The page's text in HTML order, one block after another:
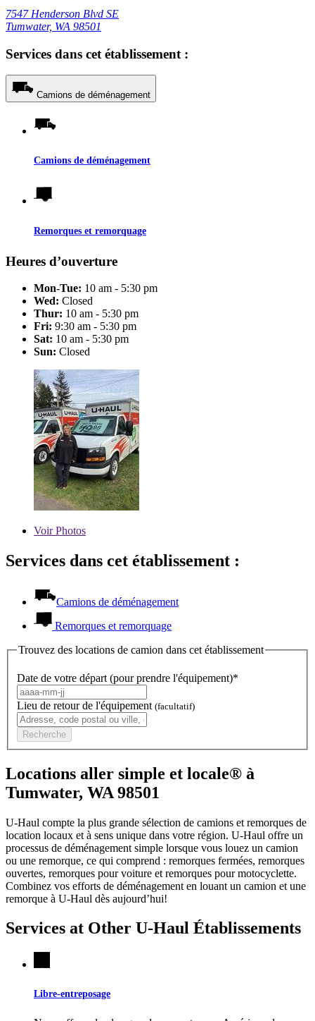
7547 Henderson Blvd SE
Tumwater, WA 98501
Services dans cet établissement :
Camions de déménagement
Camions de déménagement
Remorques et remorquage
Heures d’ouverture
Mon-Tue: 10 am - 5:30 pm
Wed: Closed
Thur: 10 am - 5:30 pm
Fri: 9:30 am - 5:30 pm
Sat: 10 am - 5:30 pm
Sun: Closed
VoirPhotos
Services dans cet établissement :
Camions de déménagement
Remorques et remorquage
Trouvez des locations de camion dans cet établissement
Date de votre départ (pour prendre l'équipement)*
Lieu de retour de l'équipement (facultatif)
Recherche
Locations aller simple et locale® à
Tumwater, WA 98501
U-Haul compte la plus grande sélection de camions et remorques de
location locaux et à sens unique dans votre région. U-Haul offre un
processus de déménagement simple lorsque vous louez un camion
ou une remorque, ce qui comprend : remorques fermées, remorques
ouvertes, remorques pour voiture et remorques pour motocyclette.
Combinez vos efforts de déménagement en louant un camion et une
remorque à U-Haul dès aujourd’hui!
Services at Other U-Haul Établissements
Libre-entreposage